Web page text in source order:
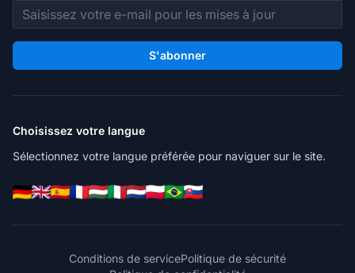
Adresse e-mail
S'abonner
Choisissez votre langue
Sélectionnez votre langue préférée pour naviguer sur le site.
Conditions de servicePolitique de sécurité